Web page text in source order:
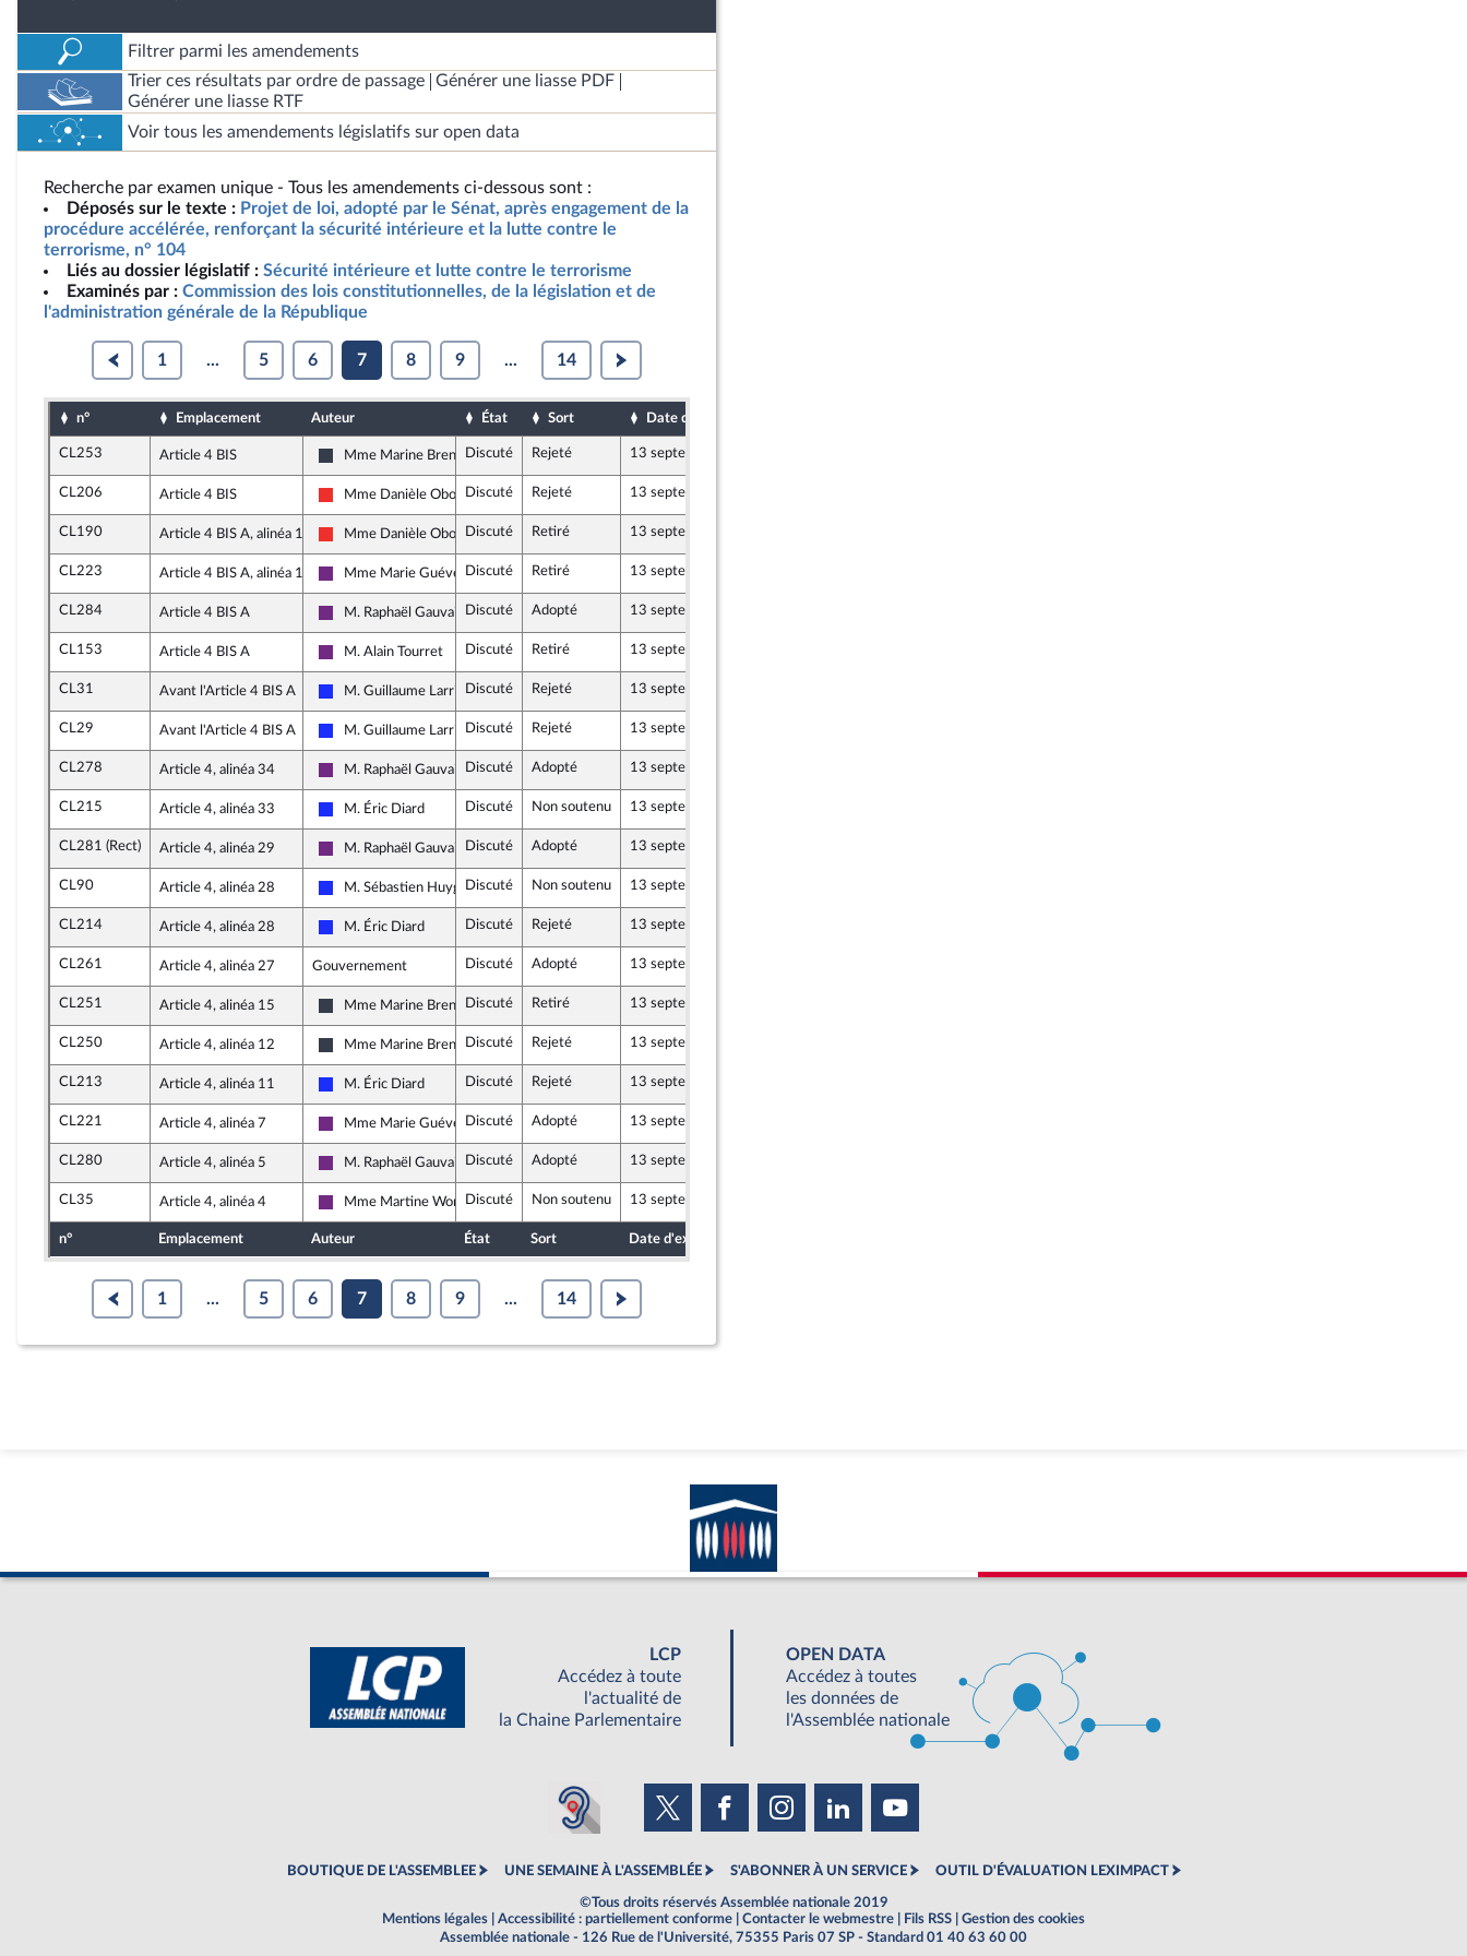
Filtrer parmi les amendements
Trier ces résultats par ordre de passage
Générer une liasse PDF
Générer une liasse RTF
Voir tous les amendements législatifs sur open data
Recherche par examen unique - Tous les amendements ci-dessous sont :
Déposés sur le texte : Projet de loi, adopté par le Sénat, après engagement de la
procédure accélérée, renforçant la sécurité intérieure et la lutte contre le
terrorisme, n° 104
Liés au dossier législatif : Sécurité intérieure et lutte contre le terrorisme
Examinés par : Commission des lois constitutionnelles, de la législation et de
l'administration générale de la République
1 ... 5 6 7 8 9 ... 14
n° Emplacement Auteur État Sort Date d'examen
CL253 Article 4 BIS
Les Constructifs : républicains, UDI, indépendants
Mme Marine BrenierDiscuté Rejeté 13 septembre 2017
CL206 Article 4 BIS
La France insoumise
Mme Danièle ObonoDiscuté Rejeté 13 septembre 2017
CL190 Article 4 BIS A, alinéa 1
La France insoumise
Mme Danièle ObonoDiscuté Retiré 13 septembre 2017
CL223 Article 4 BIS A, alinéa 1
La République en Marche
Mme Marie GuévenouxDiscuté Retiré 13 septembre 2017
CL284 Article 4 BIS A
La République en Marche
M. Raphaël Gauvain Discuté Adopté 13 septembre 2017
CL153 Article 4 BIS A
La République en Marche
M. Alain Tourret Discuté Retiré 13 septembre 2017
CL31 Avant l'Article 4 BIS A
Les Républicains
M. Guillaume LarrivéDiscuté Rejeté 13 septembre 2017
CL29 Avant l'Article 4 BIS A
Les Républicains
M. Guillaume LarrivéDiscuté Rejeté 13 septembre 2017
CL278 Article 4, alinéa 34
La République en Marche
M. Raphaël Gauvain Discuté Adopté 13 septembre 2017
CL215 Article 4, alinéa 33
Les Républicains
M. Éric Diard Discuté Non soutenu 13 septembre 2017
CL281 (Rect) Article 4, alinéa 29
La République en Marche
M. Raphaël Gauvain Discuté Adopté 13 septembre 2017
CL90 Article 4, alinéa 28
Les Républicains
M. Sébastien HuygheDiscuté Non soutenu 13 septembre 2017
CL214 Article 4, alinéa 28
Les Républicains
M. Éric Diard Discuté Rejeté 13 septembre 2017
CL261 Article 4, alinéa 27 Gouvernement Discuté Adopté 13 septembre 2017
CL251 Article 4, alinéa 15
Les Constructifs : républicains, UDI, indépendants
Mme Marine BrenierDiscuté Retiré 13 septembre 2017
CL250 Article 4, alinéa 12
Les Constructifs : républicains, UDI, indépendants
Mme Marine BrenierDiscuté Rejeté 13 septembre 2017
CL213 Article 4, alinéa 11
Les Républicains
M. Éric Diard Discuté Rejeté 13 septembre 2017
CL221 Article 4, alinéa 7
La République en Marche
Mme Marie GuévenouxDiscuté Adopté 13 septembre 2017
CL280 Article 4, alinéa 5
La République en Marche
M. Raphaël Gauvain Discuté Adopté 13 septembre 2017
CL35 Article 4, alinéa 4
La République en Marche
Mme Martine WonnerDiscuté Non soutenu 13 septembre 2017
n° Emplacement Auteur État Sort Date d'examen
1 ... 5 6 7 8 9 ... 14
LCP
Accédez à toute
l'actualité de
la Chaine Parlementaire
OPEN DATA
Accédez à toutes
les données de
l'Assemblée nationale
BOUTIQUE DE L'ASSEMBLEE UNE SEMAINE À L'ASSEMBLÉE S'ABONNER À UN SERVICE OUTIL D'ÉVALUATION LEXIMPACT
©Tous droits réservés Assemblée nationale 2019
Mentions légales
Accessibilité : partiellement conforme Contacter le webmestre Fils RSS
Gestion des cookies
Assemblée nationale - 126 Rue de l'Université, 75355 Paris 07 SP - Standard 01 40 63 60 00